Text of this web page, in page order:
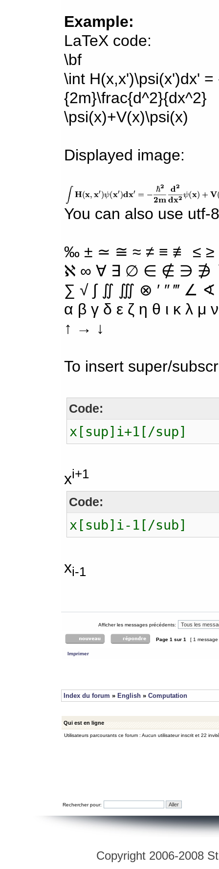
Example:
LaTeX code:
\bf
\int H(x,x')\psi(x')dx'
{2m}\frac{d^2}{dx^2}
\psi(x)+V(x)\psi(x)
Displayed image:
You can also use utf-
‰ ± ≃ ≅ ≈ ≠ ≡ ≢ ≤
ℵ ∞ ∀ ∃ ∅ ∈ ∉ ∋ ∌
∑ √ ∫ ∬ ∭ ⊗ ′ ″ ‴ ∠
α β γ δ ε ζ η θ ι κ λ
↑ → ↓
To insert super/
Code:
x[sup]i+1[/sup]
xi+1
Code:
x[sub]i-1[/sub]
xi-1
Afficher les messages précédents:
Page 1 sur 1 [ 1
Imprimer
Index du forum » English » Computation
Qui est en ligne
Utilisateurs parcourants ce forum : Aucun utilisateur inscrit et 22
Rechercher pour:
Copyright 2006-2008